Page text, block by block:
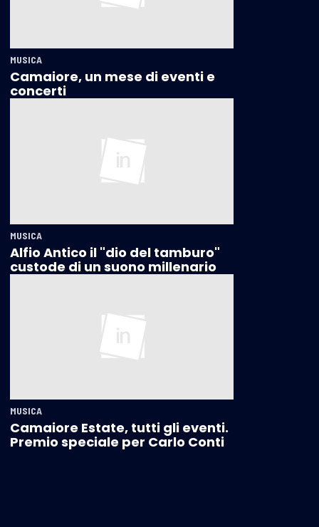
MUSICA
Camaiore, un mese di eventi e
concerti
MUSICA
Alfio Antico il "dio del tamburo"
custode di un suono millenario
MUSICA
Camaiore Estate, tutti gli eventi.
Premio speciale per Carlo Conti